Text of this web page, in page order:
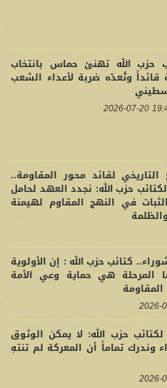
حزب الله تهنئ حماس بانتخاب
قائداً وتُعدّه ضربة لأعداء الشعب
19:42
التاريخي لقائد محور المقاومة..
لكتائب حزب الله: نجدد العهد لحامل
في النهج المقاوم لهيمنة
كتائب حزب الله : إن الأولوية
المرحلة هي حماية وعي الأمة
لكتائب حزب الله: لا يمكن الوثوق
وندرك تماماً أن المعركة لم تنتهِ